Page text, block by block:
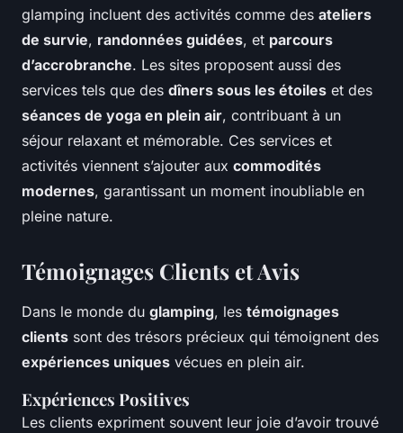
glamping incluent des activités comme des ateliers
de survie, randonnées guidées, et parcours
d’accrobranche. Les sites proposent aussi des
services tels que des dîners sous les étoiles et des
séances de yoga en plein air, contribuant à un
séjour relaxant et mémorable. Ces services et
activités viennent s’ajouter aux commodités
modernes, garantissant un moment inoubliable en
pleine nature.
Témoignages Clients et Avis
Dans le monde du glamping, les témoignages
clients sont des trésors précieux qui témoignent des
expériences uniques vécues en plein air.
Expériences Positives
Les clients expriment souvent leur joie d’avoir trouvé